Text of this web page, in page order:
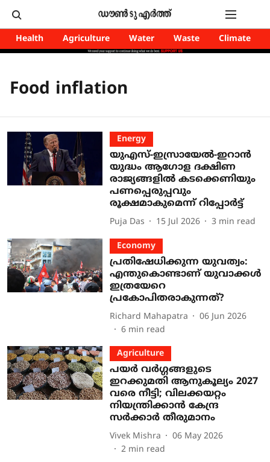
Health Agriculture Water Waste Climate
Food inflation
Energy
യുഎസ്-ഇസ്രായേൽ-ഇറാൻ
യുദ്ധം ആഗോള ദക്ഷിണ
രാജ്യങ്ങളിൽ കടക്കെണിയും
പണപ്പെരുപ്പവും
രൂക്ഷമാകുമെന്ന് റിപ്പോർട്ട്
Puja Das 15 Jul 2026 3 min read
Economy
പ്രതിഷേധിക്കുന്ന യുവത്വം:
എന്തുകൊണ്ടാണ് യുവാക്കൾ
ഇത്രയേറെ
പ്രകോപിതരാകുന്നത്?
Richard Mahapatra
06 Jun 2026
6 min read
Agriculture
പയർ വർഗ്ഗങ്ങളുടെ
ഇറക്കുമതി ആനുകൂല്യം 2027
വരെ നീട്ടി; വിലക്കയറ്റം
നിയന്ത്രിക്കാൻ കേന്ദ്ര
സർക്കാർ തീരുമാനം
Vivek Mishra
06 May 2026
2 min read